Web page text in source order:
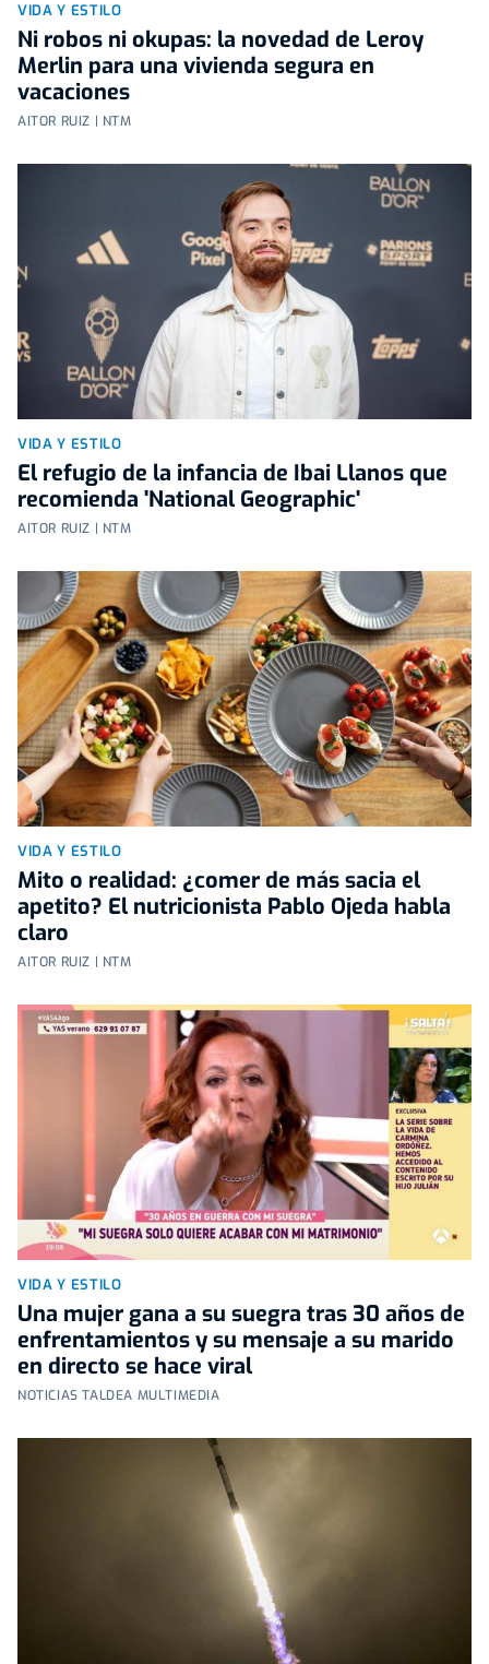
VIDA Y ESTILO
Ni robos ni okupas: la novedad de Leroy
Merlin para una vivienda segura en
vacaciones
AITOR RUIZ | NTM
VIDA Y ESTILO
El refugio de la infancia de Ibai Llanos que
recomienda 'National Geographic'
AITOR RUIZ | NTM
VIDA Y ESTILO
Mito o realidad: ¿comer de más sacia el
apetito? El nutricionista Pablo Ojeda habla
claro
AITOR RUIZ | NTM
VIDA Y ESTILO
Una mujer gana a su suegra tras 30 años de
enfrentamientos y su mensaje a su marido
en directo se hace viral
NOTICIAS TALDEA MULTIMEDIA